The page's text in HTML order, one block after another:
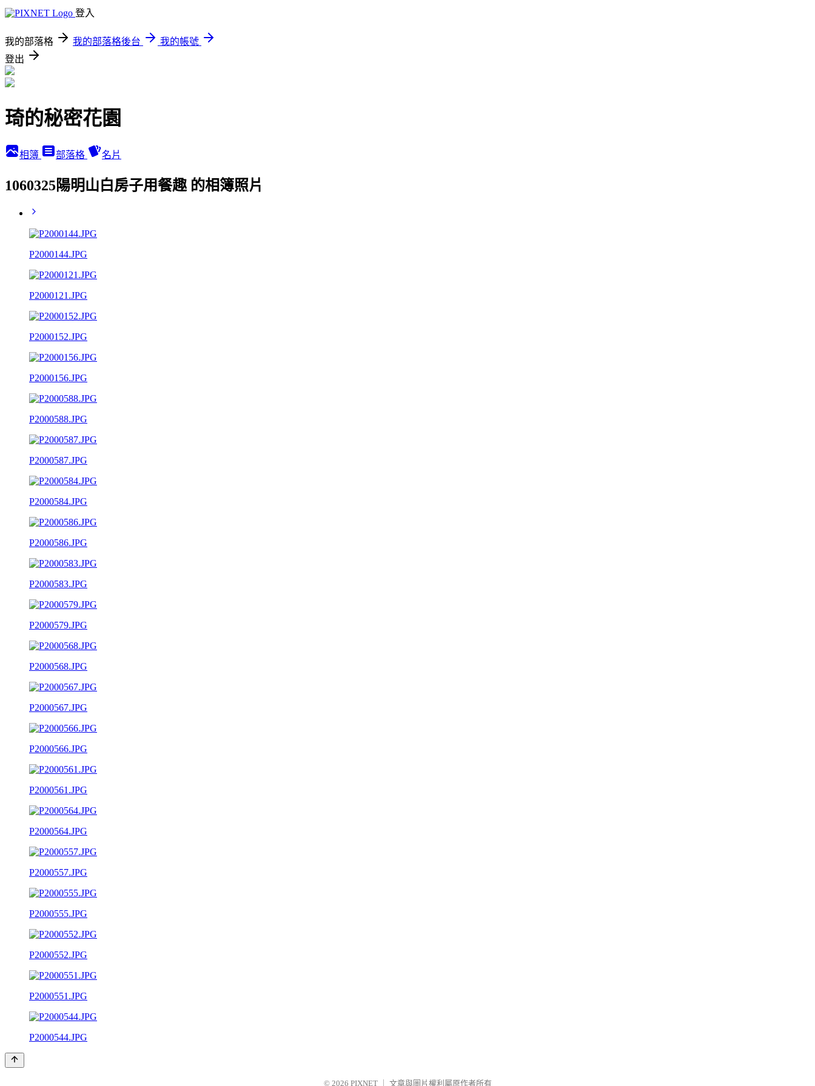
登入
我的部落格 我的部落格後台
我的帳號
登出
琦的秘密花園
相簿 部落格 名片
1060325陽明山白房子用餐趣 的相簿照片
P2000144.JPG
P2000121.JPG
P2000152.JPG
P2000156.JPG
P2000588.JPG
P2000587.JPG
P2000584.JPG
P2000586.JPG
P2000583.JPG
P2000579.JPG
P2000568.JPG
P2000567.JPG
P2000566.JPG
P2000561.JPG
P2000564.JPG
P2000557.JPG
P2000555.JPG
P2000552.JPG
P2000551.JPG
P2000544.JPG
© 2026 PIXNET 文章與圖片權利屬原作者所有